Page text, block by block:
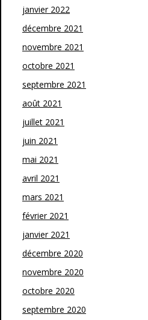
janvier 2022
décembre 2021
novembre 2021
octobre 2021
septembre 2021
août 2021
juillet 2021
juin 2021
mai 2021
avril 2021
mars 2021
février 2021
janvier 2021
décembre 2020
novembre 2020
octobre 2020
septembre 2020